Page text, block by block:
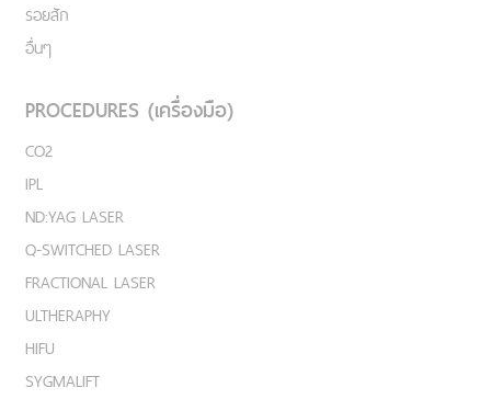
รอยสัก
อื่นๆ
PROCEDURES (เครื่องมือ)
CO2
IPL
ND:YAG LASER
Q-SWITCHED LASER
FRACTIONAL LASER
ULTHERAPHY
HIFU
SYGMALIFT